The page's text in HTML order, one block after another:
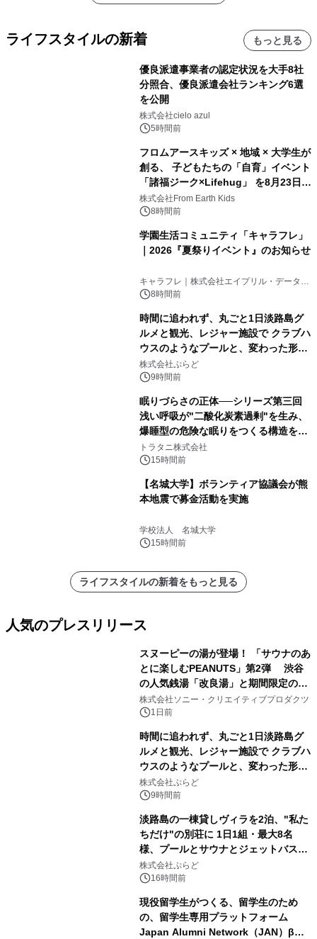
ライフスタイルの新着 もっと見る
優良派遣事業者の認定状況を大手8社
分照合、優良派遣会社ランキング6選
を公開
株式会社cielo azul
5時間前
フロムアースキッズ × 地域 × 大学生が
創る、 子どもたちの「自育」イベント
「諸福ジーク×Lifehug」 を8月23日
(日)開催
株式会社From Earth Kids
8時間前
学園生活コミュニティ「キャラフレ」
｜2026『夏祭りイベント』のお知らせ
キャラフレ｜株式会社エイプリル・データ・
デザインズ
8時間前
時間に追われず、丸ごと1日淡路島グ
ルメと観光、レジャー施設で クラブハ
ウスのようなプールと、変わった形の
サウナも 「THE BOXY AWAJI」のお
得な素泊まり連泊プランで
株式会社ぷらど
9時間前
眠りづらさの正体──シリーズ第三回
浅い呼吸が"二酸化炭素過剰"を生み、
爆睡型の危険な眠りをつくる構造を解
説
トラタニ株式会社
15時間前
【名城大学】ボランティア協議会が熊
本地震で募金活動を実施
学校法人 名城大学
15時間前
ライフスタイルの新着をもっと見る
人気のプレスリリース
スヌーピーの湯が登場！ 「サウナのあ
とに楽しむPEANUTS」第2弾 渋谷
の人気銭湯「改良湯」と期間限定のコ
ラボレーション サウナイキタイコラ
ボグッズも発売決定！
株式会社ソニー・クリエイティブプロダクツ
1日前
時間に追われず、丸ごと1日淡路島グ
ルメと観光、レジャー施設で クラブハ
ウスのようなプールと、変わった形の
サウナも 「THE BOXY AWAJI」のお
得な素泊まり連泊プランで
株式会社ぷらど
9時間前
淡路島の一棟貸しヴィラを2泊、"私た
ちだけ"の別荘に 1日1組・最大8名
様、プールとサウナとジェットバス付
きで Villa Mon Temps AWAJIの連泊
素泊りプラン
株式会社ぷらど
16時間前
現役留学生がつくる、留学生のため
の、留学生専用プラットフォーム
Japan Alumni Network（JAN）β版